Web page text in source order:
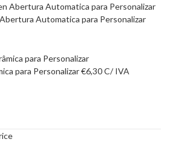
Automatica para Personalizar
para Personalizar€6,30C/ IVA